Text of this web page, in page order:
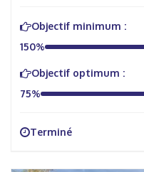
Objectif minimum :
150%
Objectif optimum :
75%
Terminé